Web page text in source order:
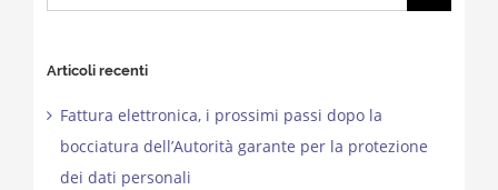
for:
Articoli recenti
Fattura elettronica, i prossimi passi dopo la
bocciatura dell’Autorità garante per la protezione
dei dati personali